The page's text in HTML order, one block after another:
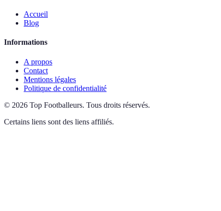
Accueil
Blog
Informations
A propos
Contact
Mentions légales
Politique de confidentialité
© 2026 Top Footballeurs. Tous droits réservés.
Certains liens sont des liens affiliés.